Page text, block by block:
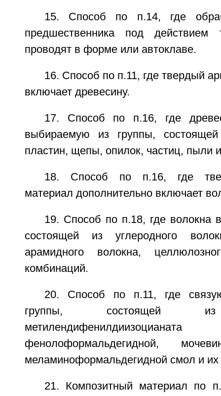
15. Способ по п.14, где
предшественника под
проводят в форме или автоклаве.
16. Способ по п.11, где твердый
включает древесину.
17. Способ по п.16, где
выбираемую из группы,
пластин, щепы, опилок, частиц, пыли
18. Способ по п.16, где
материал дополнительно включает
19. Способ по п.18, где волокна
состоящей из углеродного
арамидного волокна,
комбинаций.
20. Способ по п.11, где
группы, состоящей из
фенолоформальдегидной,
меламиноформальдегидной смол и
21. Композитный материал по